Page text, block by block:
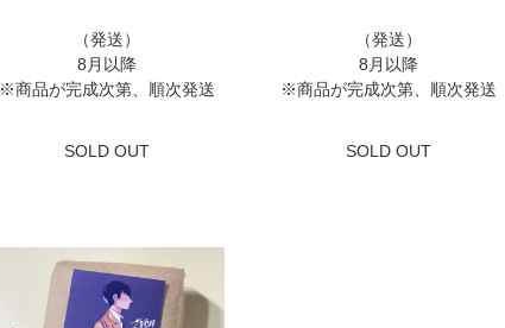
（発送）
8月以降
※商品が完成次第、順次発送
SOLD OUT
（発送）
8月以降
※商品が完成次第、順次発送
SOLD OUT